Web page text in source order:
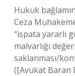
Hukuk
Ceza
“ispata yararlı
malvarlığı
saklanması/
([Avukat Baran